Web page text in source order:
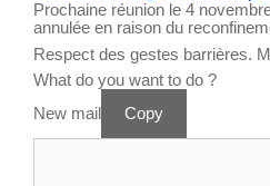
Prochaine réunion le 4
annulée en raison du
Respect des gestes barrières.
What do you want to do ?
New mail
Copy